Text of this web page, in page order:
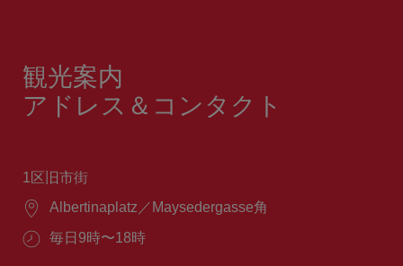
観光案内
アドレス＆コンタクト
1区旧市街
場
Albertinaplatz／Maysedergasse角
営
毎日9時〜18時